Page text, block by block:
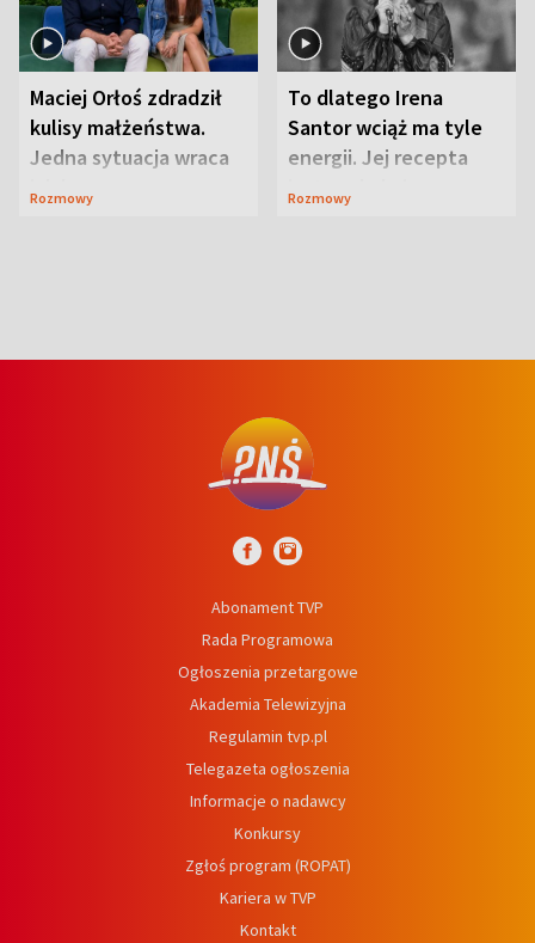
Maciej Orłoś zdradził
kulisy małżeństwa.
Jedna sytuacja wraca
jak bumerang
Rozmowy
To dlatego Irena
Santor wciąż ma tyle
energii. Jej recepta
jest zaskakująco
Rozmowy
Abonament TVP
Rada Programowa
Ogłoszenia przetargowe
Akademia Telewizyjna
Regulamin tvp.pl
Telegazeta ogłoszenia
Informacje o nadawcy
Konkursy
Zgłoś program (ROPAT)
Kariera w TVP
Kontakt